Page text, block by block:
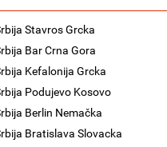
Stavros Grcka
Bar Crna Gora
Kefalonija Grcka
Podujevo Kosovo
Berlin Nemačka
Bratislava Slovacka